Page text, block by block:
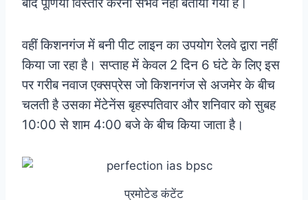
बाद पूर्णिया विस्तार करना संभव नहीं बताया गया है।
वहीं किशनगंज में बनी पीट लाइन का उपयोग रेलवे द्वारा नहीं
किया जा रहा है। सप्ताह में केवल 2 दिन 6 घंटे के लिए इस
पर गरीब नवाज एक्सप्रेस जो किशनगंज से अजमेर के बीच
चलती है उसका मेंटेनेंस बृहस्पतिवार और शनिवार को सुबह
10:00 से शाम 4:00 बजे के बीच किया जाता है।
प्रमोटेड कंटेंट